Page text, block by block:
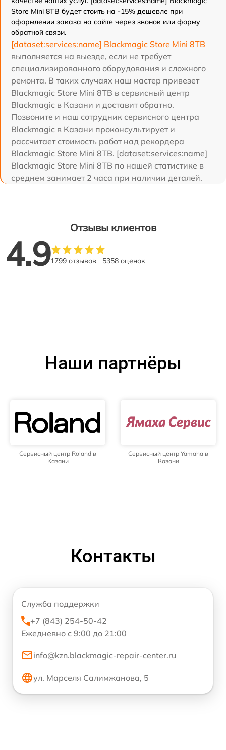
Store Mini 8TB будет стоить на -15% дешевле при
оформлении заказа на сайте через звонок или форму
обратной связи.
[dataset:services:name] Blackmagic Store Mini 8TB
выполняется на выезде, если не требует
специализированного оборудования и сложного
ремонта. В таких случаях наш мастер привезет
Blackmagic Store Mini 8TB в сервисный центр
Blackmagic в Казани и доставит обратно.
Позвоните и наш сотрудник сервисного центра
Blackmagic в Казани проконсультирует и
рассчитает стоимость работ над рекордера
Blackmagic Store Mini 8TB. [dataset:services:name]
Blackmagic Store Mini 8TB по нашей статистике в
среднем занимает 2 часа при наличии деталей.
Отзывы клиентов
4.91799 отзывов 5358 оценок
Наши партнёры
Сервисный центр Roland в
Казани
Сервисный центр Yamaha в
Казани
Контакты
Служба поддержки
+7 (843) 254-50-42
Ежедневно с 9:00 до 21:00
info@kzn.blackmagic-repair-center.ru
ул. Марселя Салимжанова, 5